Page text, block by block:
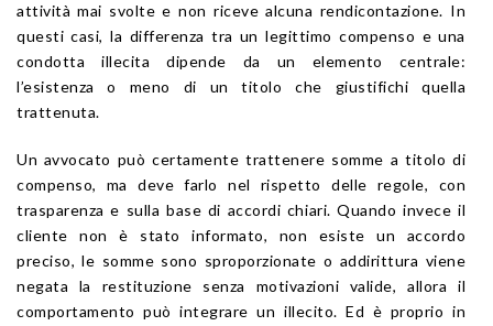
attività mai svolte e non riceve alcuna rendicontazione. In
questi casi, la differenza tra un legittimo compenso e una
condotta illecita dipende da un elemento centrale:
l’esistenza o meno di un titolo che giustifichi quella
trattenuta.
Un avvocato può certamente trattenere somme a titolo di
compenso, ma deve farlo nel rispetto delle regole, con
trasparenza e sulla base di accordi chiari. Quando invece il
cliente non è stato informato, non esiste un accordo
preciso, le somme sono sproporzionate o addirittura viene
negata la restituzione senza motivazioni valide, allora il
comportamento può integrare un illecito. Ed è proprio in